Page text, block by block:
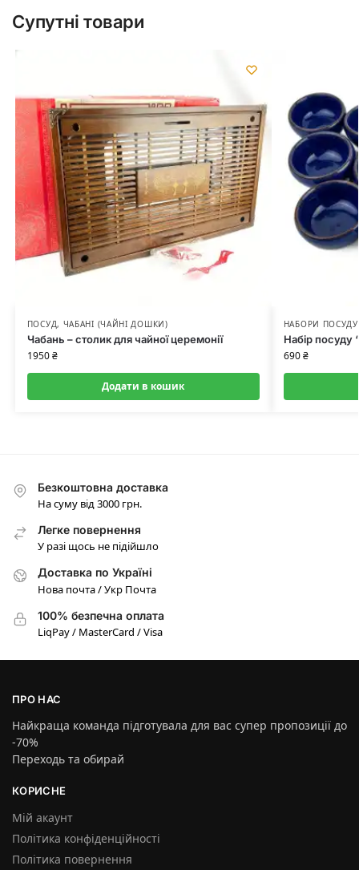
Супутні товари
ПОСУД, ЧАБАНІ (ЧАЙНІ ДОШКИ)
Чабань – столик для чайної церемонії
1950₴
Додати в кошик
НАБОРИ
Набір посуду
690₴
Безкоштовна доставка
На суму від 3000 грн.
Легке повернення
У разі щось не підійшло
Доставка по Україні
Нова почта / Укр Почта
100% безпечна оплата
LiqPay / MasterCard / Visa
ПРО НАС
Найкраща команда підготувала для вас супер пропозиції до
-70%
Переходь та обирай
КОРИСНЕ
Мій акаунт
Політика конфіденційності
Політика повернення